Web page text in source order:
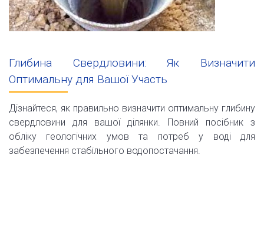
Глибина Свердловини: Як Визначити
Оптимальну для Вашої Участь
Дізнайтеся, як правильно визначити оптимальну глибину
свердловини для вашої ділянки. Повний посібник з
обліку геологічних умов та потреб у воді для
забезпечення стабільного водопостачання.